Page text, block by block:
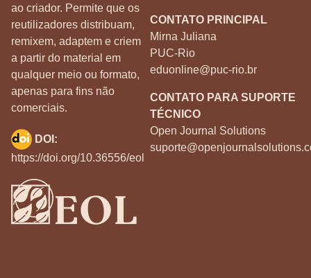
ao criador. Permite que os
reutilizadores distribuam,
remixem, adaptem e criem
a partir do material em
qualquer meio ou formato,
apenas para fins não
comerciais.
CONTATO PRINCIPAL
Mirna Juliana
PUC-Rio
eduonline@puc-rio.br
CONTATO PARA SUPORTE
TÉCNICO
Open Journal Solutions
DOI:
https://doi.org/10.36556/eol